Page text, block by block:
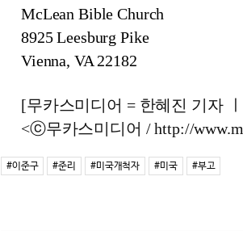
McLean Bible Church
8925 Leesburg Pike
Vienna, VA 22182
[무카스미디어 = 한혜진 기자 ㅣ
<ⓒ무카스미디어 / http://
#이준구 #준리 #미국개척자 #미국 #부고